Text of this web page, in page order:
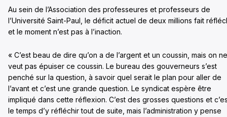
Au sein de l’Association des professeures et professeurs de
l’Université Saint-Paul, le déficit actuel de deux millions fait
et le moment n’est pas à l’inaction.
« C’est beau de dire qu’on a de l’argent et un coussin, mais on ne
veut pas épuiser ce coussin. Le bureau des gouverneurs s’est
penché sur la question, à savoir quel serait le plan pour aller de
l’avant et c’est une grande question. Le syndicat espère être
impliqué dans cette réflexion. C’est des grosses questions et
le temps d’y réfléchir tout de suite, mais l’administration y pense